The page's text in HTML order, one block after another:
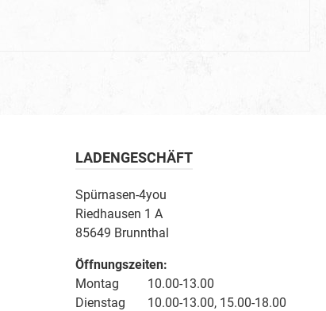
LADENGESCHÄFT
Spürnasen-4you
Riedhausen 1 A
85649 Brunnthal
Öffnungszeiten:
Montag 10.00-13.00
Dienstag 10.00-13.00, 15.00-18.00